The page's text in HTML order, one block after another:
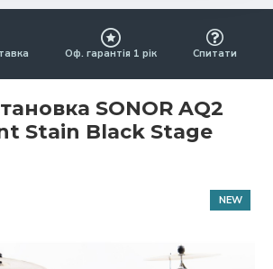
Оф. гарантія 1 рік Спитати
SONOR AQ2
Stain Black Stage
NEW